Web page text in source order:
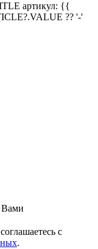
артикул: {{
?? '-'
Вами
с
.